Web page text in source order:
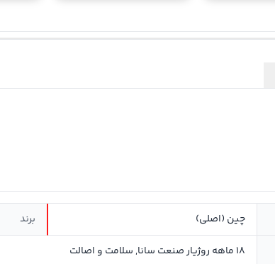
چین (اصلی) برند
18 ماهه روژیار صنعت سانا, سلامت و اصالت